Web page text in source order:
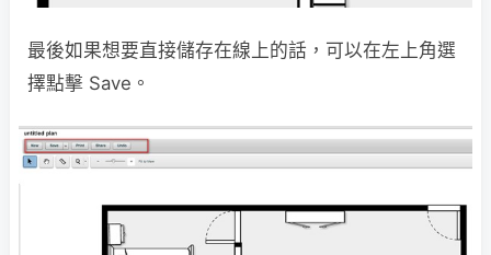
最後如果想要直接儲存在線上的話，可以在左上角選
擇點擊 Save。